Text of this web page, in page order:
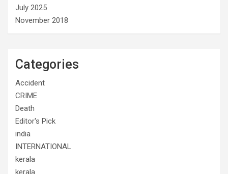
July 2025
November 2018
Categories
Accident
CRIME
Death
Editor's Pick
india
INTERNATIONAL
kerala
kerala